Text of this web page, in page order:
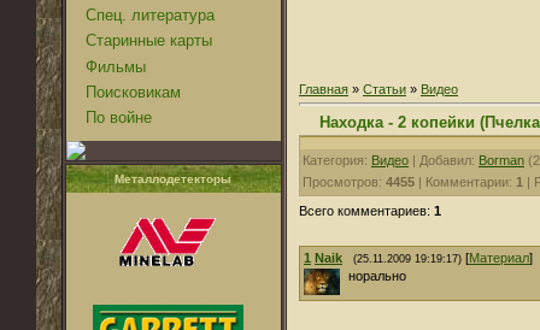
Спец. литература
Старинные карты
Фильмы
Поисковикам
По войне
Металлодетекторы
Главная » Статьи » Видео
Находка - 2 копейки
Категория: Видео | Добавил: Borman
Просмотров: 4455 | Комментарии: 1 |
Всего комментариев: 1
1 Naik (25.11.2009 19:19:17) [Материал]
норально